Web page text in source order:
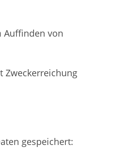
Auffinden von
Zweckerreichung
gespeichert: